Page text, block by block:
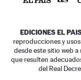
EDICIONES EL
reproducciones y
desde este sitio web
que resulten
del Real